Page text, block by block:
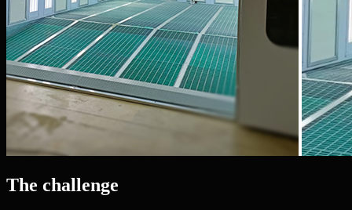
The challenge